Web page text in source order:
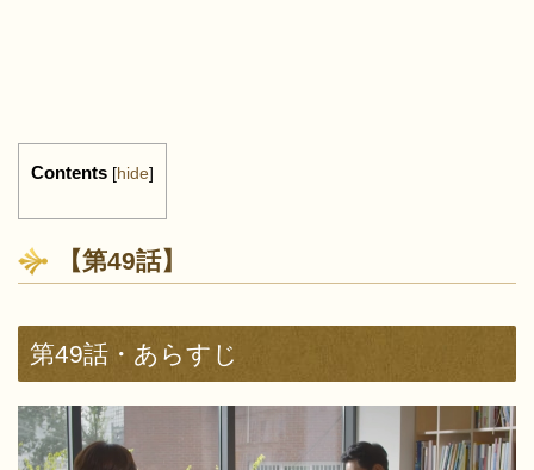
Contents [hide]
【第49話】
第49話・あらすじ